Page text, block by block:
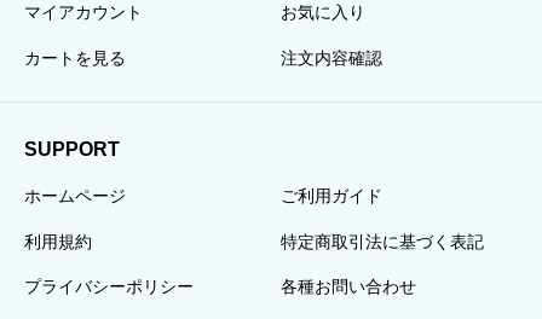
マイアカウント お気に入り
カートを見る 注文内容確認
SUPPORT
ホームページ ご利用ガイド
利用規約 特定商取引法に基づく表記
プライバシーポリシー 各種お問い合わせ